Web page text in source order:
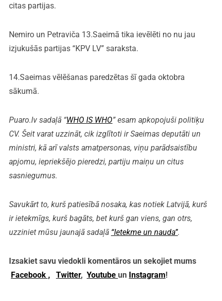
citas partijas.
Nemiro un Petraviča 13.Saeimā tika ievēlēti no nu jau
izjukušās partijas “KPV LV” saraksta.
14.Saeimas vēlēšanas paredzētas šī gada oktobra
sākumā.
Puaro.lv sadaļā “WHO IS WHO” esam apkopojuši politiķu
CV. Šeit varat uzzināt, cik izglītoti ir Saeimas deputāti un
ministri, kā arī valsts amatpersonas, viņu parādsaistību
apjomu, iepriekšējo pieredzi, partiju maiņu un citus
sasniegumus.
Savukārt to, kurš patiesībā nosaka, kas notiek Latvijā, kurš
ir ietekmīgs, kurš bagāts, bet kurš gan viens, gan otrs,
uzziniet mūsu jaunajā sadaļā “Ietekme un nauda”.
Izsakiet savu viedokli komentāros un sekojiet mums
Facebook ,
Twitter, Youtube un Instagram!